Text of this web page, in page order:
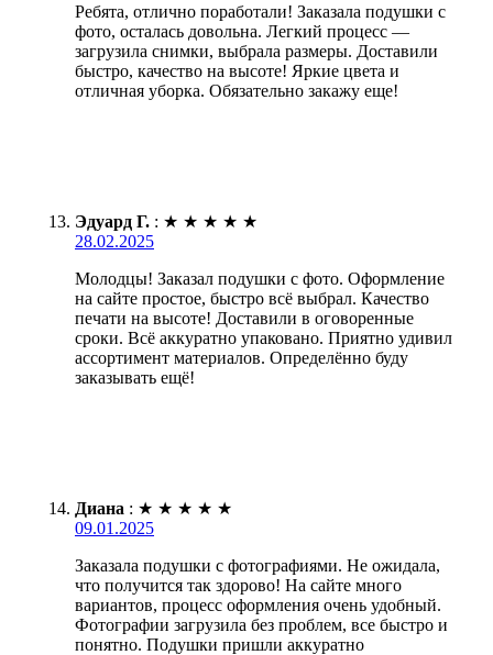
Ребята, отлично поработали! Заказала подушки с
фото, осталась довольна. Легкий процесс —
загрузила снимки, выбрала размеры. Доставили
быстро, качество на высоте! Яркие цвета и
отличная уборка. Обязательно закажу еще!
Эдуард Г. : ★ ★ ★ ★ ★
28.02.2025
Молодцы! Заказал подушки с фото. Оформление
на сайте простое, быстро всё выбрал. Качество
печати на высоте! Доставили в оговоренные
сроки. Всё аккуратно упаковано. Приятно удивил
ассортимент материалов. Определённо буду
заказывать ещё!
Диана : ★ ★ ★ ★ ★
09.01.2025
Заказала подушки с фотографиями. Не ожидала,
что получится так здорово! На сайте много
вариантов, процесс оформления очень удобный.
Фотографии загрузила без проблем, все быстро и
понятно. Подушки пришли аккуратно